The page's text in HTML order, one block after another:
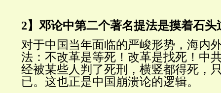
2】邓论中第二个著名提法是摸着石头
对于中国当年面临的严峻形势，海内
法：不改革是等死！改革是找死！中
经被某些人判了死刑，横竖都得死，
已。这也正是中国崩溃论的逻辑。